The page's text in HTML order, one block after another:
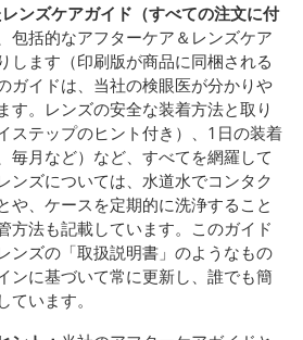
ンズケアガイド（すべての注文に付
包括的なアフターケア＆レンズケア
します（印刷版が商品に同梱される
ガイドは、当社の検眼医が分かりや
す。レンズの安全な装着方法と取り
ステップのヒント付き）、1日の装着
毎月など）など、すべてを網羅して
ンズについては、水道水でコンタク
や、ケースを定期的に洗浄すること
方法も記載しています。このガイド
ンズの「取扱説明書」のようなもの
ンに基づいて常に更新し、誰でも簡
います。